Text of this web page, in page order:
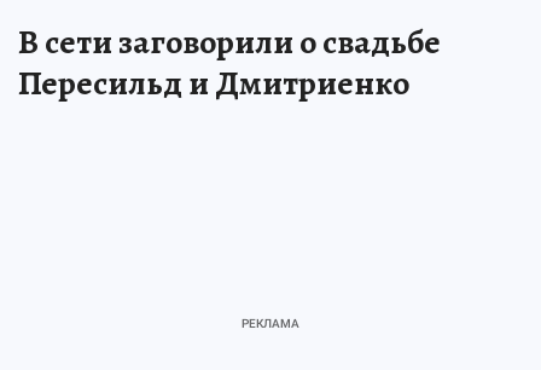
В сети заговорили о свадьбе
Пересильд и Дмитриенко